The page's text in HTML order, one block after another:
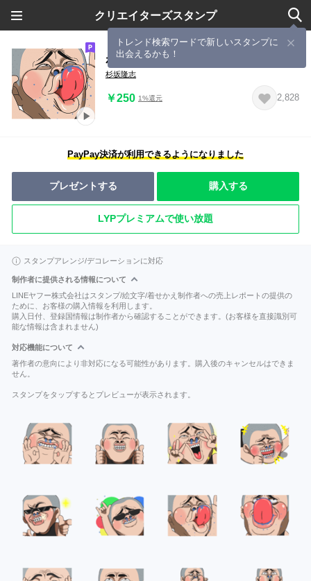
クリエイターズスタンプ
トレンド検索ワードで新しいスタンプに
出会えるかも！
わんぱくぼうず２
杉坂隆志
￥250 1%還元 2,828
PayPay決済が利用できるようになりました
プレゼントする 購入する
LYPプレミアムで使い放題
スタンプアレンジ/デコレーションに対応
制作者に提供される情報について
LINEヤフー株式会社はスタンプ/絵文字/着せかえ制作者への売上レポートの提供の
ために、お客様の購入情報を利用します。
購入日付、登録国情報は制作者から確認することができます。(お客様を直接識別可
能な情報は含まれません)
対応機能について
著作者の意向により非対応になる可能性があります。購入後のキャンセルはできま
せん。
スタンプをタップするとプレビューが表示されます。